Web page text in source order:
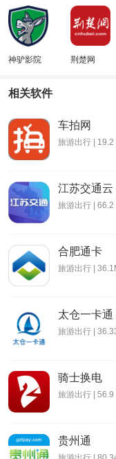
神驴影院 荆楚网
相关软件
车拍网
旅游出行 | 19.2
江苏交通云
旅游出行 | 66.2
合肥通卡
旅游出行 |
太仓一卡通
旅游出行 |
骑士换电
旅游出行 | 56.9
贵州通